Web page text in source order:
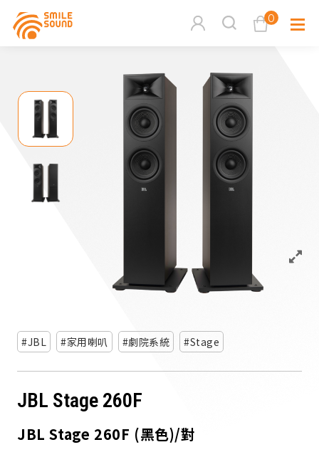
0
查看購物車
請選擇商品分類
搜尋
劇院系
JBL 家用喇叭 劇院系統 Stage
JBL Stage 260F
JBL Stage 260F (黑色)/對